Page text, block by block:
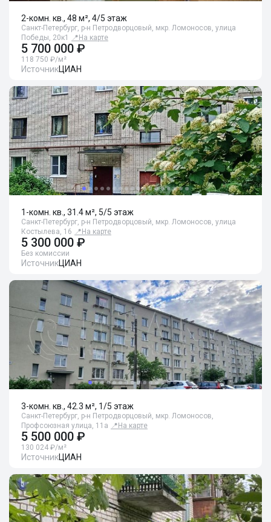
2-комн. кв., 48 м², 4/5 этаж
Санкт-Петербург, р-н Петродворцовый, мкр. Ломоносов, улица
Победы, 20к1
📍 На карте
5 700 000 ₽
118 750 ₽/м²
ИсточникЦИАН
1-комн. кв., 31.4 м², 5/5 этаж
Санкт-Петербург, р-н Петродворцовый, мкр. Ломоносов, улица
Костылева, 16 📍 На карте
5 300 000 ₽
Без комиссии
ИсточникЦИАН
3-комн. кв., 42.3 м², 1/5 этаж
Санкт-Петербург, р-н Петродворцовый, мкр. Ломоносов,
Профсоюзная улица, 11а 📍 На карте
5 500 000 ₽
130 024 ₽/м²
ИсточникЦИАН